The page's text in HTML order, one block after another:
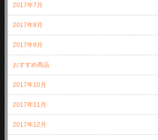
2017年7月
2017年8月
2017年9月
おすすめ商品
2017年10月
2017年11月
2017年12月